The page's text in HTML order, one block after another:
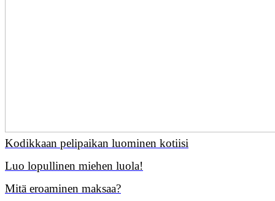
Kodikkaan pelipaikan luominen kotiisi
Luo lopullinen miehen luola!
Mitä eroaminen maksaa?